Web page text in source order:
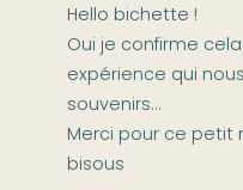
Hello bichette !
Oui je confirme
expérience qui
souvenirs…
Merci pour ce petit
bisous